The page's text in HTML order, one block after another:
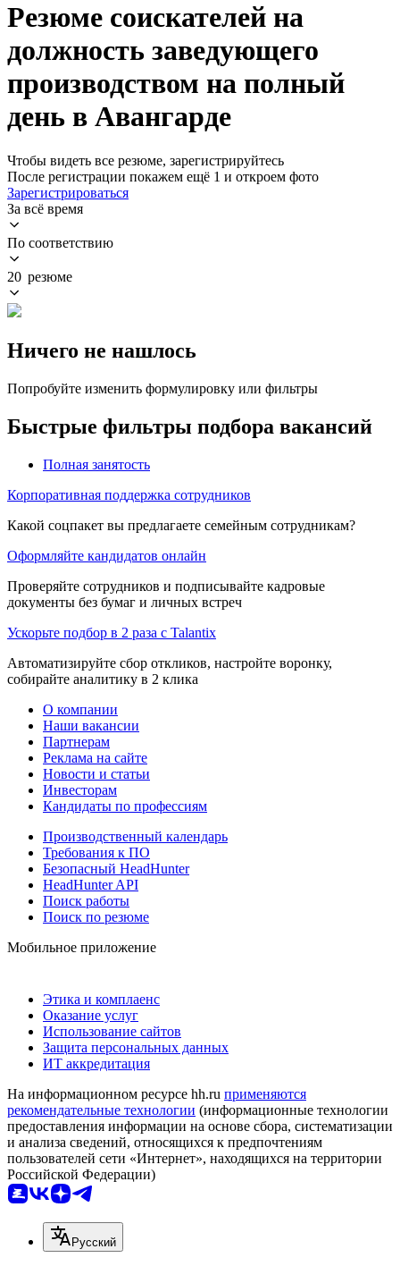
Резюме соискателей на
должность заведующего
производством на полный
день в Авангарде
Чтобы видеть все резюме, зарегистрируйтесь
После регистрации покажем ещё 1 и откроем фото
Зарегистрироваться
За всё время
По соответствию
20 резюме
Ничего не нашлось
Попробуйте изменить формулировку или фильтры
Быстрые фильтры подбора вакансий
Полная занятость
Корпоративная поддержка сотрудников
Какой соцпакет вы предлагаете семейным сотрудникам?
Оформляйте кандидатов онлайн
Проверяйте сотрудников и подписывайте кадровые
документы без бумаг и личных встреч
Ускорьте подбор в 2 раза с Talantix
Автоматизируйте сбор откликов, настройте воронку,
собирайте аналитику в 2 клика
О компании
Наши вакансии
Партнерам
Реклама на сайте
Новости и статьи
Инвесторам
Кандидаты по профессиям
Производственный календарь
Требования к ПО
Безопасный HeadHunter
HeadHunter API
Поиск работы
Поиск по резюме
Мобильное приложение
Этика и комплаенс
Оказание услуг
Использование сайтов
Защита персональных данных
ИТ аккредитация
На информационном ресурсе hh.ru применяются
рекомендательные технологии (информационные технологии
предоставления информации на основе сбора, систематизации
и анализа сведений, относящихся к предпочтениям
пользователей сети «Интернет», находящихся на территории
Российской Федерации)
Русский